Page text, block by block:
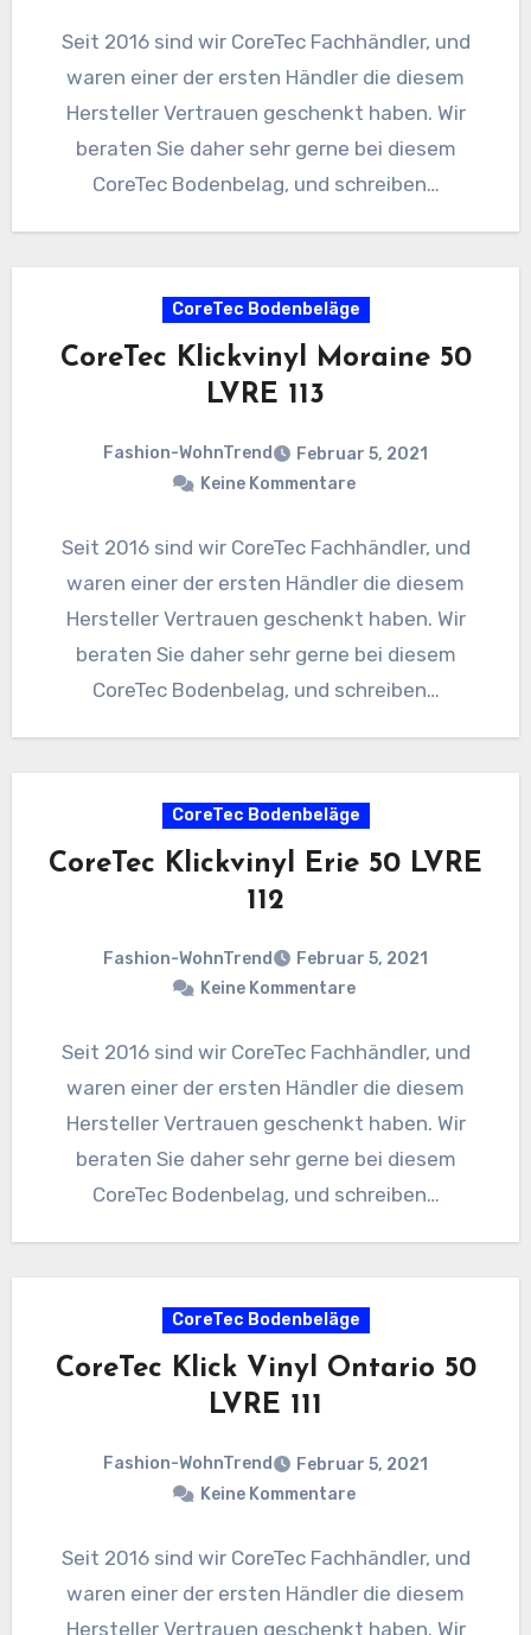
Seit 2016 sind wir CoreTec Fachhändler, und
waren einer der ersten Händler die diesem
Hersteller Vertrauen geschenkt haben. Wir
beraten Sie daher sehr gerne bei diesem
CoreTec Bodenbelag, und schreiben…
CoreTec Bodenbeläge
CoreTec Klickvinyl Moraine 50
LVRE 113
Fashion-WohnTrend
Februar 5, 2021
Keine Kommentare
Seit 2016 sind wir CoreTec Fachhändler, und
waren einer der ersten Händler die diesem
Hersteller Vertrauen geschenkt haben. Wir
beraten Sie daher sehr gerne bei diesem
CoreTec Bodenbelag, und schreiben…
CoreTec Bodenbeläge
CoreTec Klickvinyl Erie 50 LVRE
112
Fashion-WohnTrend
Februar 5, 2021
Keine Kommentare
Seit 2016 sind wir CoreTec Fachhändler, und
waren einer der ersten Händler die diesem
Hersteller Vertrauen geschenkt haben. Wir
beraten Sie daher sehr gerne bei diesem
CoreTec Bodenbelag, und schreiben…
CoreTec Bodenbeläge
CoreTec Klick Vinyl Ontario 50
LVRE 111
Fashion-WohnTrend
Februar 5, 2021
Keine Kommentare
Seit 2016 sind wir CoreTec Fachhändler, und
waren einer der ersten Händler die diesem
Hersteller Vertrauen geschenkt haben. Wir